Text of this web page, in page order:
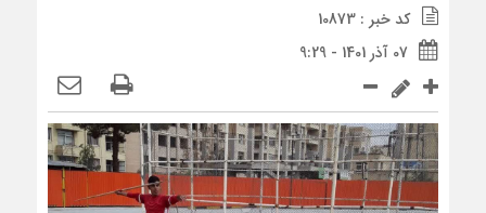
کد خبر : 10873
07 آذر 1401 - 9:29